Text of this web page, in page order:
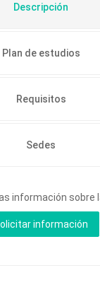
Descripción
Plan de estudios
Requisitos
Sedes
información sobre